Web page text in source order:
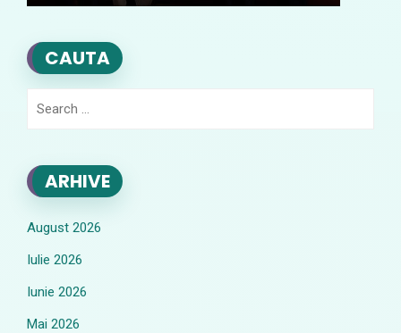
CAUTA
ARHIVE
August 2026
Iulie 2026
Iunie 2026
Mai 2026